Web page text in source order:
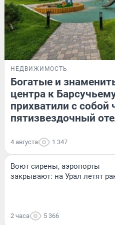
НЕДВИЖИМОСТЬ
Богатые и
центра к
прихватили с собой
пятизвездочный
4 августа 1 347
Воют сирены, аэропорты
закрывают: на Урал летят
2 часа 5 366